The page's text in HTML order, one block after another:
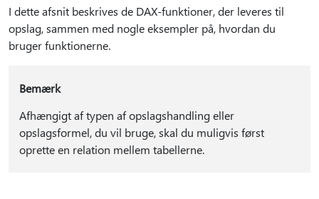
I dette afsnit beskrives de DAX-funktioner, der leveres til
opslag, sammen med nogle eksempler på, hvordan du
bruger funktionerne.
Bemærk
Afhængigt af typen af opslagshandling eller
opslagsformel, du vil bruge, skal du muligvis først
oprette en relation mellem tabellerne.